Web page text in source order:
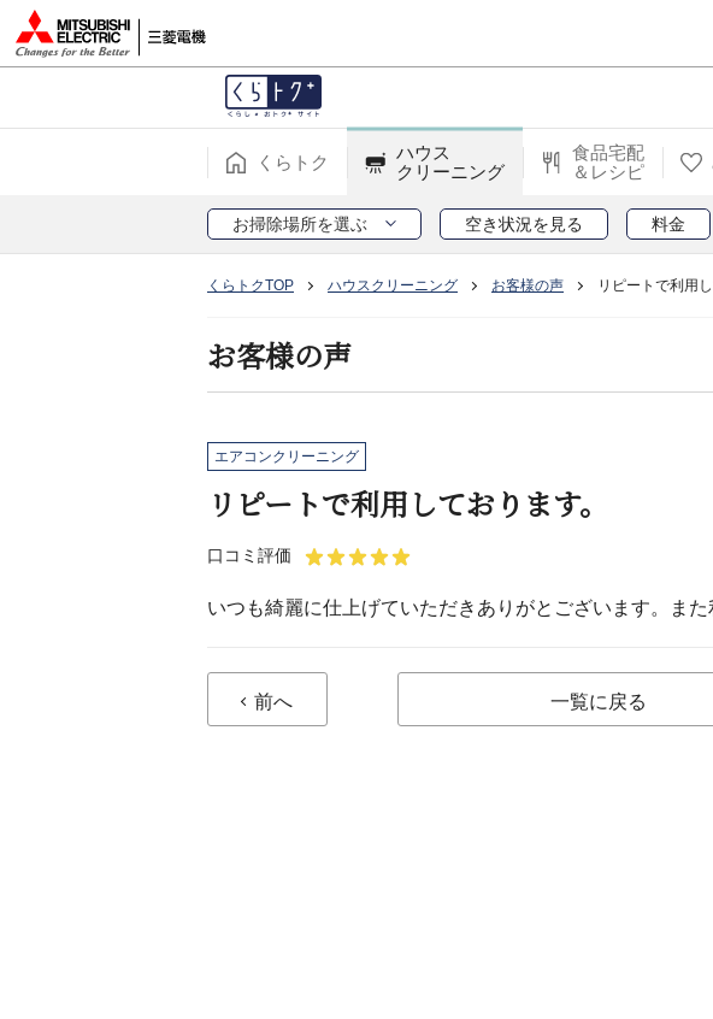
くらトク
ハウス
クリーニング
食品宅配
＆レシピ
お掃除場所を選ぶ 空き状況を見る 料金
くらトクTOP ハウスクリーニング お客様の声 リピートで利用
お客様の声
エアコンクリーニング
リピートで利用しております。
口コミ評価
いつも綺麗に仕上げていただきありがとございます。また
前へ 一覧に戻る